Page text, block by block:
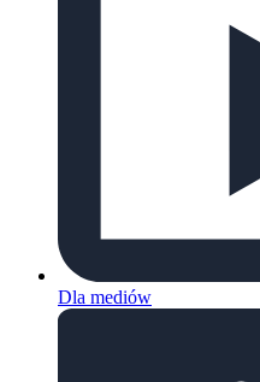
Dla mediów